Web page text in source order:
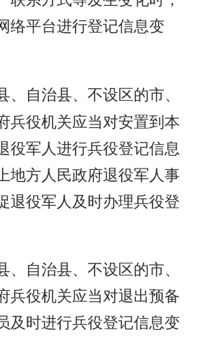
络平台进行登记信息变
、自治县、不设区的市、
兵役机关应当对安置到本
役军人进行兵役登记信息
地方人民政府退役军人事
退役军人及时办理兵役登
、自治县、不设区的市、
兵役机关应当对退出预备
及时进行兵役登记信息变